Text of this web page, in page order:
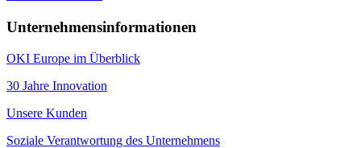
Unternehmensinformationen
OKI Europe im Überblick
30 Jahre Innovation
Unsere Kunden
Soziale Verantwortung des Unternehmens